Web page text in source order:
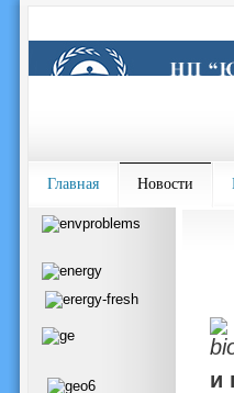
Главная Новости
и